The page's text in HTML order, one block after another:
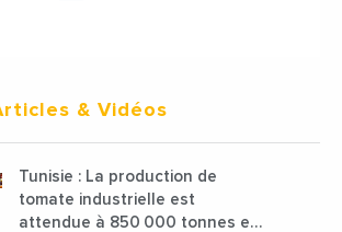
& Vidéos
Tunisie : La production de
tomate industrielle est
attendue à 850 000 tonnes en